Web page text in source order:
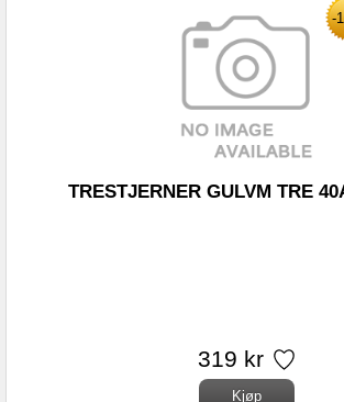
-
TRESTJERNER GULVM TRE
319 kr